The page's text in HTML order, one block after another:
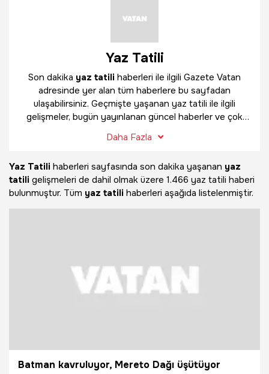
Yaz Tatili
Son dakika yaz tatili haberleri ile ilgili Gazete Vatan
adresinde yer alan tüm haberlere bu sayfadan
ulaşabilirsiniz. Geçmişte yaşanan yaz tatili ile ilgili
gelişmeler, bugün yayınlanan güncel haberler ve çok
Daha Fazla
Yaz Tatili haberleri sayfasında son dakika yaşanan yaz
tatili gelişmeleri de dahil olmak üzere 1.466 yaz tatili haberi
bulunmuştur. Tüm yaz tatili haberleri aşağıda listelenmiştir.
Batman kavruluyor, Mereto Dağı üşütüyor